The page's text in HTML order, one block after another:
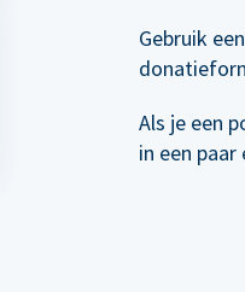
Gebruik
Als je een
in een